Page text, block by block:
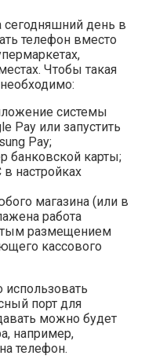
сегодняшний день в
телефон вместо
Чтобы такая
системы
Pay или запустить
Pay;
банковской карты;
настройках
магазина (или в
работа
размещением
кассового
порт для
можно будет
например,
телефон.